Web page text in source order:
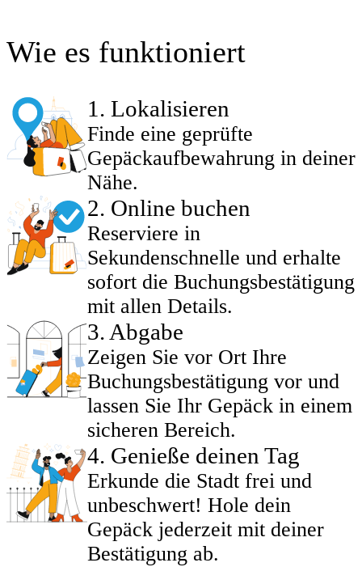
Wie es funktioniert
1 . Lokalisieren
Finde eine geprüfte
Gepäckaufbewahrung in deiner
Nähe.
2. Online buchen
Reserviere in
Sekundenschnelle und erhalte
sofort die Buchungsbestätigung
mit allen Details.
3. Abgabe
Zeigen Sie vor Ort Ihre
Buchungsbestätigung vor und
lassen Sie Ihr Gepäck in einem
sicheren Bereich.
4. Genieße deinen Tag
Erkunde die Stadt frei und
unbeschwert! Hole dein
Gepäck jederzeit mit deiner
Bestätigung ab.